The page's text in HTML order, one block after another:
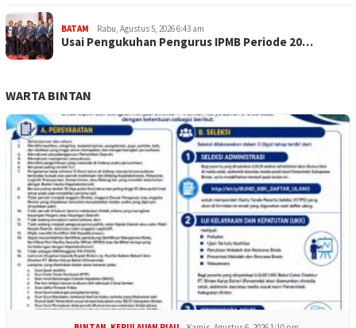
BATAM Rabu, Agustus 5, 2026 6:43 am
Usai Pengukuhan Pengurus IPMB Periode 20…
WARTA BINTAN